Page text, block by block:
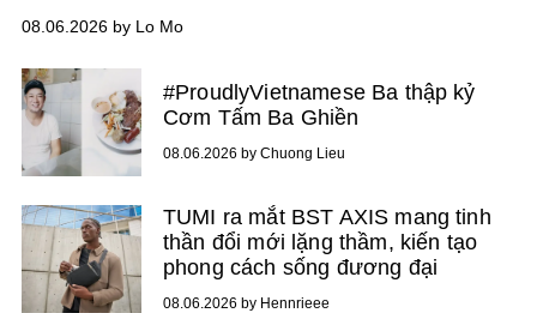
08.06.2026 by Lo Mo
#ProudlyVietnamese Ba thập kỷ
Cơm Tấm Ba Ghiền
08.06.2026 by Chuong Lieu
TUMI ra mắt BST AXIS mang tinh
thần đổi mới lặng thầm, kiến tạo
phong cách sống đương đại
08.06.2026 by Hennrieee